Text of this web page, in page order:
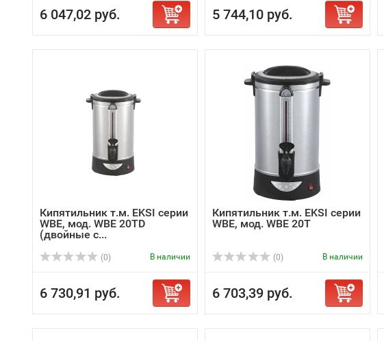
6 047,02 руб. 5 744,10 руб.
Кипятильник т.м. EKSI серии
WBE, мод. WBE 20TD
(двойные с...
(0) В наличии
6 730,91 руб.
Кипятильник т.м. EKSI серии
WBE, мод. WBE 20T
(0) В наличии
6 703,39 руб.